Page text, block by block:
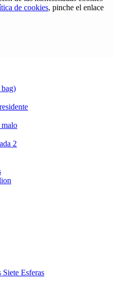
de cookies, pinche el enlace
2
Esferas